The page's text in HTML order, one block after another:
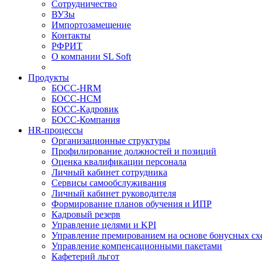
Сотрудничество
ВУЗы
Импортозамещение
Контакты
РФРИТ
О компании SL Soft
Продукты
БОСС-HRM
БОСС-HCM
БОСС-Кадровик
БОСС-Компания
HR-процессы
Организационные структуры
Профилирование должностей и позиций
Оценка квалификации персонала
Личный кабинет сотрудника
Сервисы самообслуживания
Личный кабинет руководителя
Формирование планов обучения и ИПР
Кадровый резерв
Управление целями и KPI
Управление премированием на основе бонусных
Управление компенсационными пакетами
Кафетерий льгот